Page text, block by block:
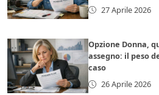
27 Aprile 2026
Opzione Donna,
assegno: il peso
caso
26 Aprile 2026